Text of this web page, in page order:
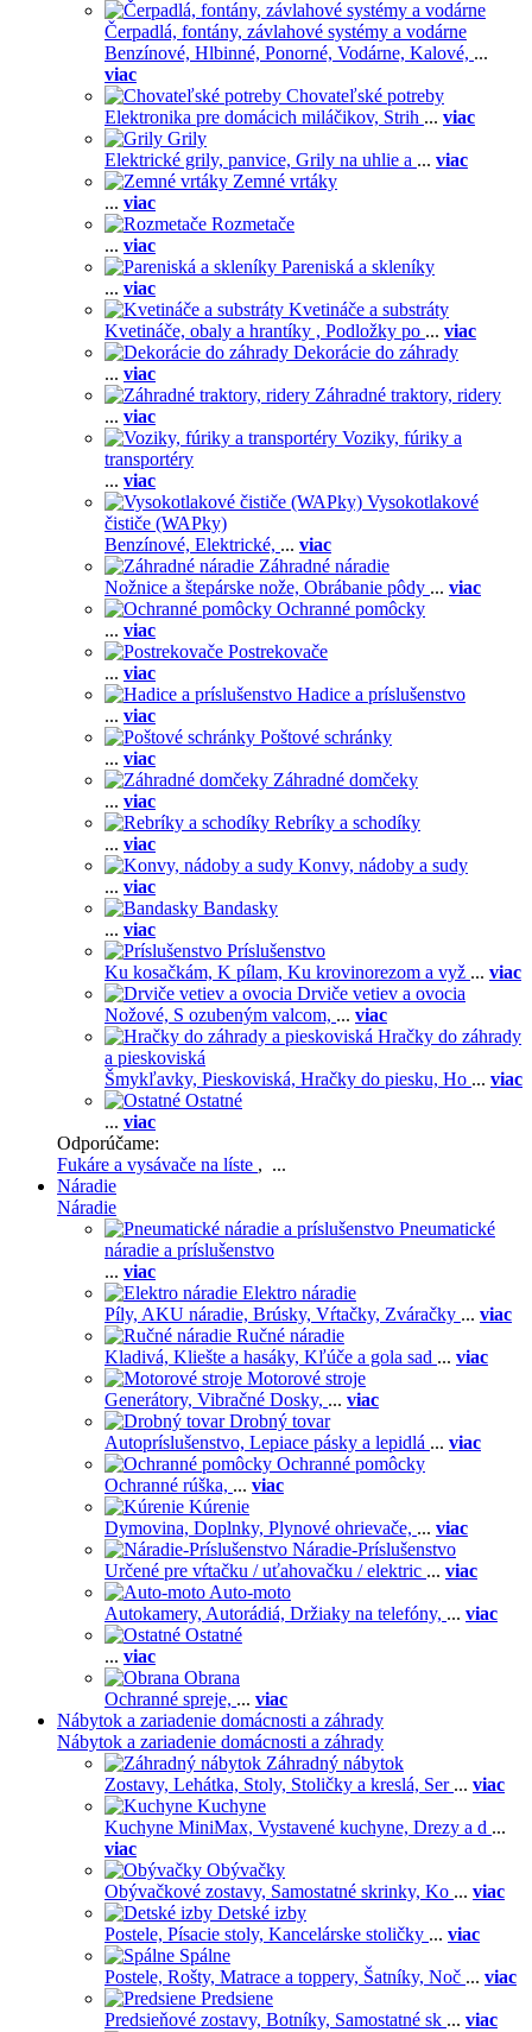
Čerpadlá, fontány, závlahové systémy a vodárne
Benzínové, Hlbinné, Ponorné, Vodárne, Kalové, ...
viac
Chovateľské potreby
Elektronika pre domácich miláčikov, Strih ... viac
Grily
Elektrické grily, panvice, Grily na uhlie a ... viac
Zemné vrtáky
... viac
Rozmetače
... viac
Pareniská a skleníky
... viac
Kvetináče a substráty
Kvetináče, obaly a hrantíky , Podložky po ... viac
Dekorácie do záhrady
... viac
Záhradné traktory, ridery
... viac
Voziky, fúriky a
transportéry
... viac
Vysokotlakové
čističe (WAPky)
Benzínové, Elektrické, ... viac
Záhradné náradie
Nožnice a štepárske nože, Obrábanie pôdy ... viac
Ochranné pomôcky
... viac
Postrekovače
... viac
Hadice a príslušenstvo
... viac
Poštové schránky
... viac
Záhradné domčeky
... viac
Rebríky a schodíky
... viac
Konvy, nádoby a sudy
... viac
Bandasky
... viac
Príslušenstvo
Ku kosačkám, K pílam, Ku krovinorezom a vyž ... viac
Drviče vetiev a ovocia
Nožové, S ozubeným valcom, ... viac
Hračky do záhrady
a pieskoviská
Šmykľavky, Pieskoviská, Hračky do piesku, Ho ... viac
Ostatné
... viac
Odporúčame:
Fukáre a vysávače na líste , ...
Náradie
Náradie
Pneumatické
náradie a príslušenstvo
... viac
Elektro náradie
Píly, AKU náradie, Brúsky, Vŕtačky, Zváračky ... viac
Ručné náradie
Kladivá, Kliešte a hasáky, Kľúče a gola sad ... viac
Motorové stroje
Generátory, Vibračné Dosky, ... viac
Drobný tovar
Autopríslušenstvo, Lepiace pásky a lepidlá ... viac
Ochranné pomôcky
Ochranné rúška, ... viac
Kúrenie
Dymovina, Doplnky, Plynové ohrievače, ... viac
Náradie-Príslušenstvo
Určené pre vŕtačku / uťahovačku / elektric ... viac
Auto-moto
Autokamery, Autorádiá, Držiaky na telefóny, ... viac
Ostatné
... viac
Obrana
Ochranné spreje, ... viac
Nábytok a zariadenie domácnosti a záhrady
Nábytok a zariadenie domácnosti a záhrady
Záhradný nábytok
Zostavy, Lehátka, Stoly, Stoličky a kreslá, Ser ... viac
Kuchyne
Kuchyne MiniMax, Vystavené kuchyne, Drezy a d ...
viac
Obývačky
Obývačkové zostavy, Samostatné skrinky, Ko ... viac
Detské izby
Postele, Písacie stoly, Kancelárske stoličky ... viac
Spálne
Postele, Rošty, Matrace a toppery, Šatníky, Noč ... viac
Predsiene
Predsieňové zostavy, Botníky, Samostatné sk ... viac